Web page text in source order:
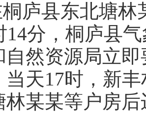
庐县东北塘林
14分，桐庐县
自然资源局立
当天17时，新
林某某等户房